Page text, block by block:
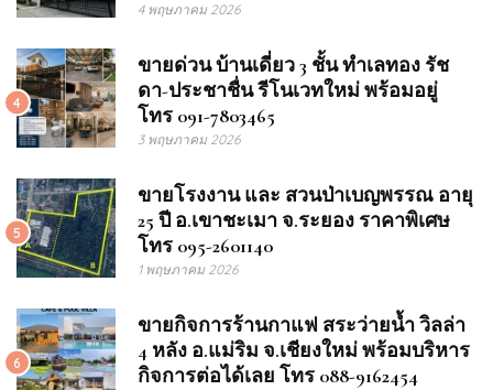
4 พฤษภาคม 2026
4
ขายด่วน บ้านเดี่ยว 3 ชั้น ทำเลทอง รัช
ดา-ประชาชื่น รีโนเวทใหม่ พร้อมอยู่
โทร 091-7803465
3 พฤษภาคม 2026
5
ขายโรงงาน และ สวนป่าเบญพรรณ อายุ
25 ปี อ.เขาชะเมา จ.ระยอง ราคาพิเศษ
โทร 095-2601140
1 พฤษภาคม 2026
6
ขายกิจการร้านกาแฟ สระว่ายน้ำ วิลล่า
4 หลัง อ.แม่ริม จ.เชียงใหม่ พร้อมบริหาร
กิจการต่อได้เลย โทร 088-9162454